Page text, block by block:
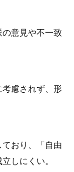
意見や不一致
慮されず、形
おり、「自由
しにくい。